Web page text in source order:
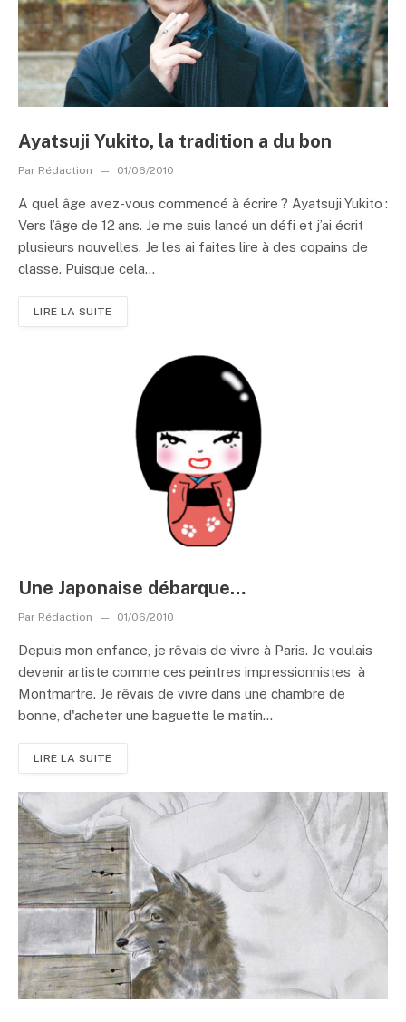
Ayatsuji Yukito, la tradition a du bon
Par Rédaction 01/06/2010
A quel âge avez-vous commencé à écrire ? Ayatsuji Yukito :
Vers l’âge de 12 ans. Je me suis lancé un défi et j’ai écrit
plusieurs nouvelles. Je les ai faites lire à des copains de
classe. Puisque cela...
LIRE LA SUITE
Une Japonaise débarque…
Par Rédaction 01/06/2010
Depuis mon enfance, je rêvais de vivre à Paris. Je voulais
devenir artiste comme ces peintres impressionnistes à
Montmartre. Je rêvais de vivre dans une chambre de
bonne, d'acheter une baguette le matin...
LIRE LA SUITE